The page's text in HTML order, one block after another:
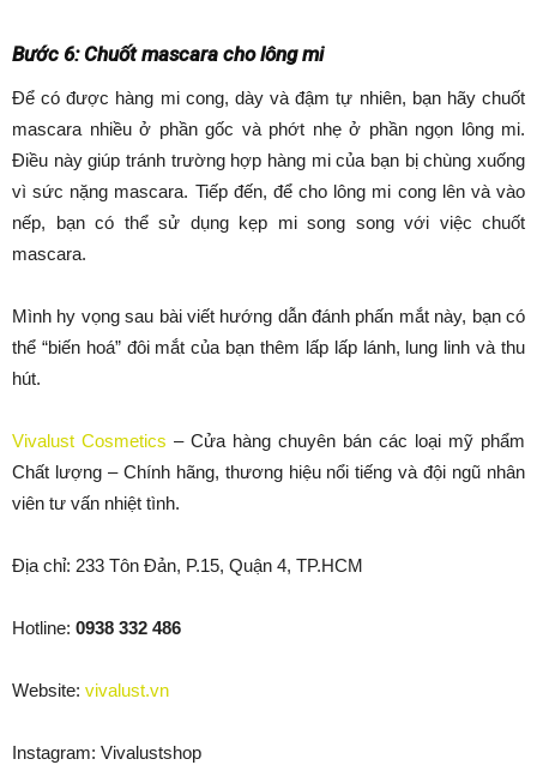
Bước 6: Chuốt mascara cho lông mi
Để có được hàng mi cong, dày và đậm tự nhiên, bạn hãy chuốt
mascara nhiều ở phần gốc và phớt nhẹ ở phần ngọn lông mi.
Điều này giúp tránh trường hợp hàng mi của bạn bị chùng xuống
vì sức nặng mascara. Tiếp đến, để cho lông mi cong lên và vào
nếp, bạn có thể sử dụng kẹp mi song song với việc chuốt
mascara.
Mình hy vọng sau bài viết hướng dẫn đánh phấn mắt này, bạn có
thể “biến hoá” đôi mắt của bạn thêm lấp lấp lánh, lung linh và thu
hút.
Vivalust Cosmetics – Cửa hàng chuyên bán các loại mỹ phẩm
Chất lượng – Chính hãng, thương hiệu nổi tiếng và đội ngũ nhân
viên tư vấn nhiệt tình.
Địa chỉ: 233 Tôn Đản, P.15, Quận 4, TP.HCM
Hotline: 0938 332 486
Website: vivalust.vn
Instagram: Vivalustshop